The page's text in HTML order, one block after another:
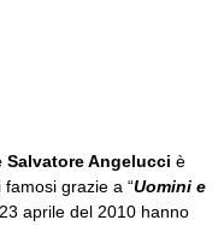
Salvatore Angelucci è
grazie a “Uomini e
aprile del 2010 hanno